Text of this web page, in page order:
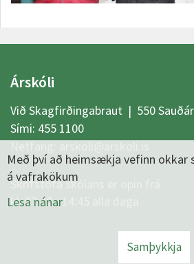
Árskóli
Við Skagfirðingabraut | 550
Sími: 455 1100
Skrifstofa skólans er opin frá
kl. 07:40 - 14:45 alla daga
Með því að heimsækja vefinn okkar
á vafrakökum
Lesa nánar
Samþykkja